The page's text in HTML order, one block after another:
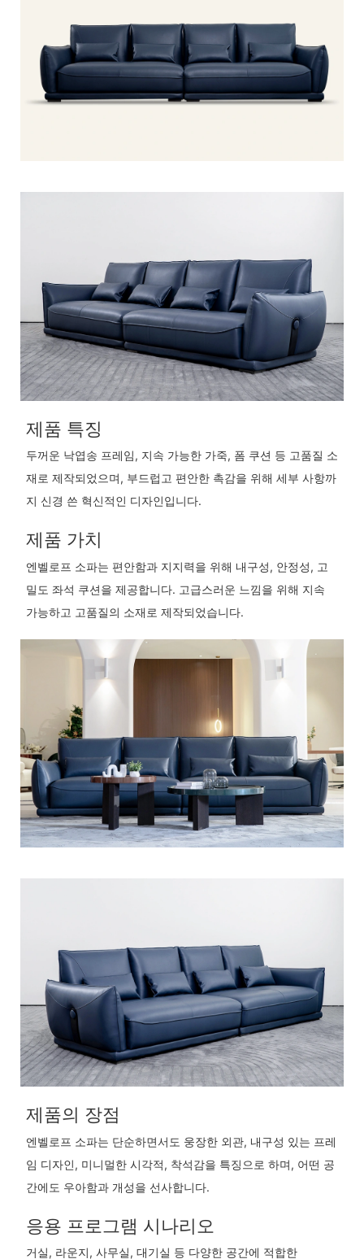
제품 특징
두꺼운 낙엽송 프레임, 지속 가능한 가죽, 폼 쿠션 등 고품질 소
재로 제작되었으며, 부드럽고 편안한 촉감을 위해 세부 사항까
지 신경 쓴 혁신적인 디자인입니다.
제품 가치
엔벨로프 소파는 편안함과 지지력을 위해 내구성, 안정성, 고
밀도 좌석 쿠션을 제공합니다. 고급스러운 느낌을 위해 지속
가능하고 고품질의 소재로 제작되었습니다.
제품의 장점
엔벨로프 소파는 단순하면서도 웅장한 외관, 내구성 있는 프레
임 디자인, 미니멀한 시각적, 착석감을 특징으로 하며, 어떤 공
간에도 우아함과 개성을 선사합니다.
응용 프로그램 시나리오
거실, 라운지, 사무실, 대기실 등 다양한 공간에 적합한